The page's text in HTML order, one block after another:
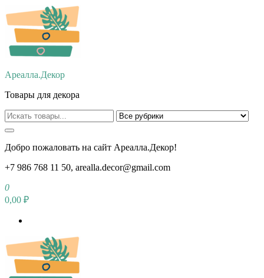
Перейти
к
содержимому
Ареалла.Декор
Товары для декора
Добро пожаловать на сайт Ареалла.Декор!
+7 986 768 11 50, arealla.decor@gmail.com
0
0,00 ₽